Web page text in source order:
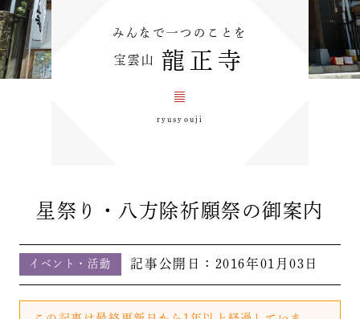
みんなで一つのことを
宝雲山 龍正寺
ryusyouji
星祭り・八方除祈願祭の御案内
イベント・活動 記事公開日： 2016年01月03日